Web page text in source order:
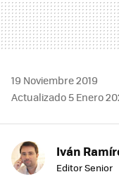
19 Noviembre 2019
Actualizado 5 Enero
Iván
Editor Senior